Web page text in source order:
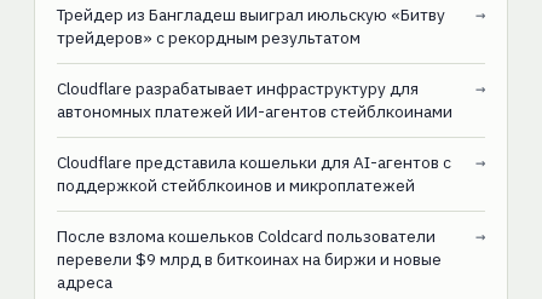
Трейдер из Бангладеш выиграл июльскую «Битву
трейдеров» с рекордным результатом
→
Cloudflare разрабатывает инфраструктуру для
автономных платежей ИИ-агентов стейблкоинами
→
Cloudflare представила кошельки для AI-агентов с
поддержкой стейблкоинов и микроплатежей
→
После взлома кошельков Coldcard пользователи
перевели $9 млрд в биткоинах на биржи и новые
адреса
→